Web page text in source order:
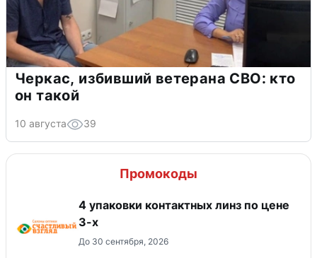
Черкас, избивший ветерана СВО: кто
он такой
10 августа 39
Промокоды
4 упаковки контактных линз по цене
3-х
До 30 сентября, 2026